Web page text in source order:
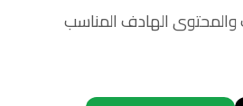
والمحتوى الهادف المناسب